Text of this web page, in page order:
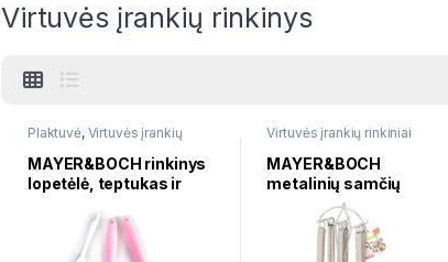
Virtuvės įrankių rinkinys
Plaktuvė, Virtuvės įrankių
MAYER&BOCH rinkinys
lopetėlė, teptukas ir
spalvos mix 29849
Virtuvės įrankių rinkiniai
MAYER&BOCH
metalinių samčių
rinkinys 7 dalių 28284